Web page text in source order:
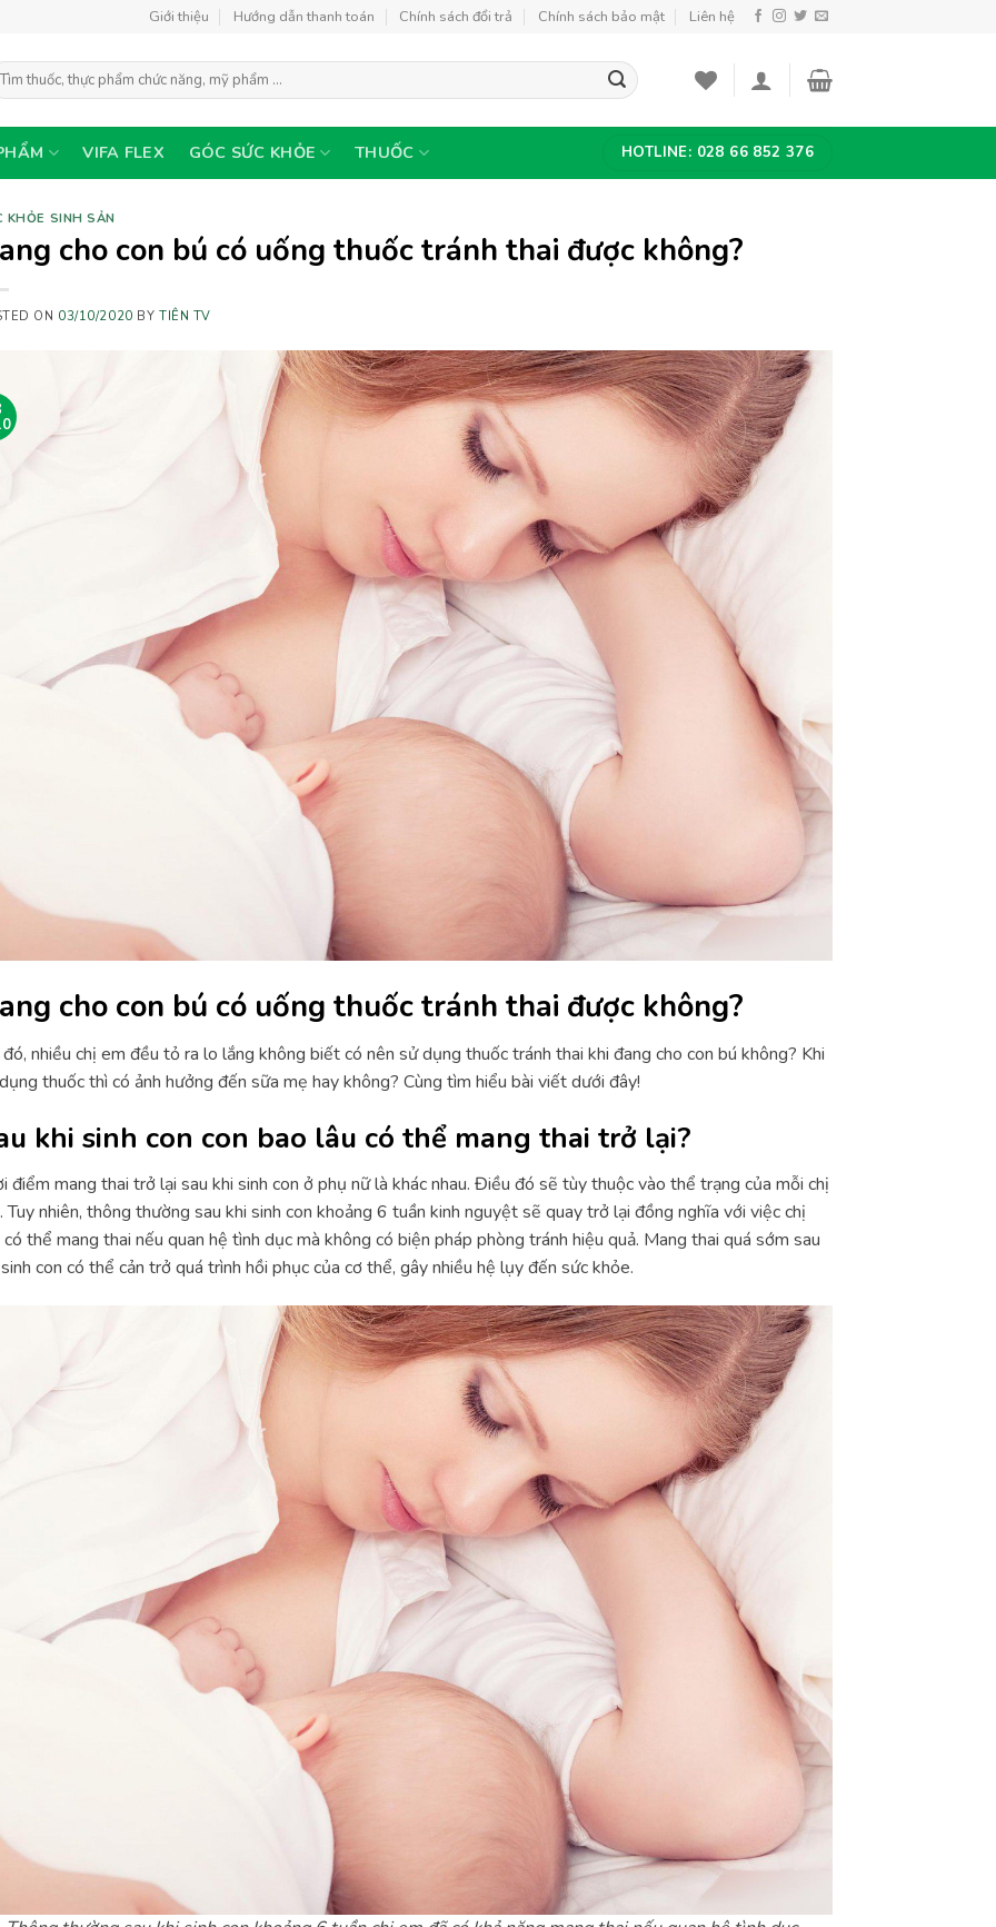
Giới thiệu Hướng dẫn thanh toán Chính sách đổi trả Chính sách bảo mật Liên hệ
VIFA FLEX GÓC SỨC KHỎE THUỐC HOTLINE: 028 66 852 376
KHỎE SINH SẢN
cho con bú có uống thuốc tránh thai được không?
ON 03/10/2020 BY TIÊN TV
cho con bú có uống thuốc tránh thai được không?
nhiều chị em đều tỏ ra lo lắng không biết có nên sử dụng thuốc tránh thai khi đang cho con bú không? Khi
thuốc thì có ảnh hưởng đến sữa mẹ hay không? Cùng tìm hiểu bài viết dưới đây!
khi sinh con con bao lâu có thể mang thai trở lại?
điểm mang thai trở lại sau khi sinh con ở phụ nữ là khác nhau. Điều đó sẽ tùy thuộc vào thể trạng của mỗi chị
Tuy nhiên, thông thường sau khi sinh con khoảng 6 tuần kinh nguyệt sẽ quay trở lại đồng nghĩa với việc chị
thể mang thai nếu quan hệ tình dục mà không có biện pháp phòng tránh hiệu quả. Mang thai quá sớm sau
con có thể cản trở quá trình hồi phục của cơ thể, gây nhiều hệ lụy đến sức khỏe.